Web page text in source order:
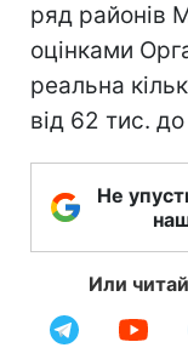
ряд районів
оцінками
реальна
від 62 тис.
Не
Или